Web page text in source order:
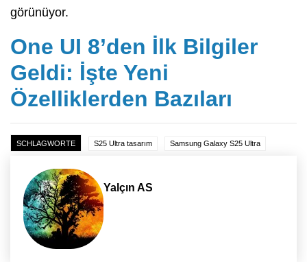
görünüyor.
One UI 8’den İlk Bilgiler
Geldi: İşte Yeni
Özelliklerden Bazıları
SCHLAGWORTE S25 Ultra tasarım Samsung Galaxy S25 Ultra
Yalçın AS